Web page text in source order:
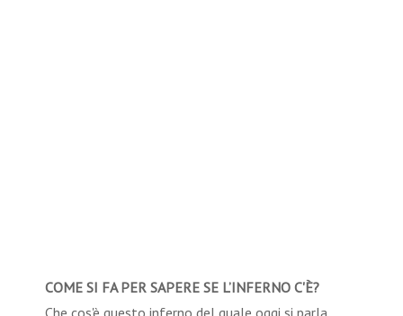
COME SI FA PER SAPERE SE L’INFERNO C'È?
Che cos'è questo inferno del quale oggi si parla